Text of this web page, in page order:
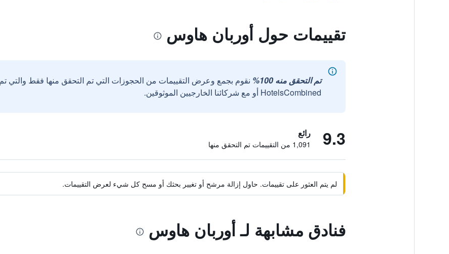
تقييمات حول أوربان هاوس
تم التحقق منه 100%
نقوم بجمع وعرض التقييمات من الحجوزات التي تم التحقق منها فقط والتي
HotelsCombined أو مع شركائنا الخارجيين الموثوقين.
9.3 رائع
1,091 من التقييمات تم التحقق منها
لم يتم العثور على تقييمات. حاول إزالة مرشح أو تغيير بحثك أو مسح كل شيء لعرض التقييمات.
فنادق مشابهة لـ أوربان هاوس